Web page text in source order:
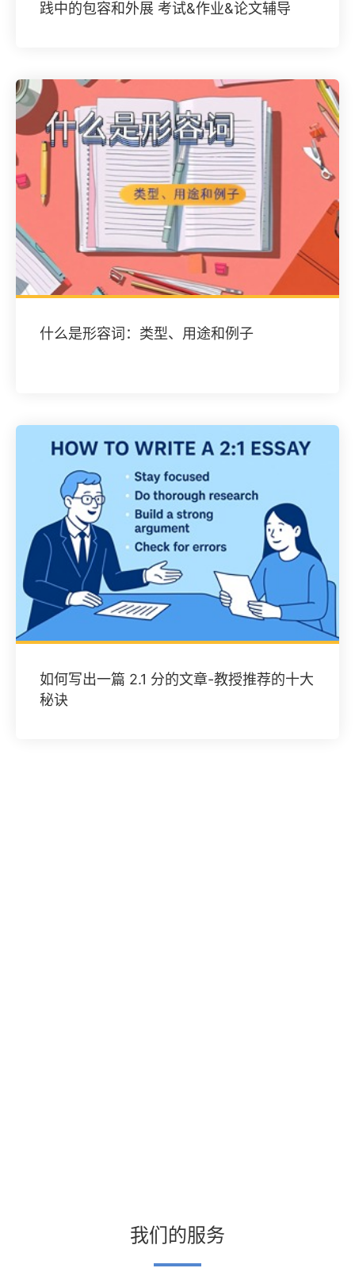
践中的包容和外展 考试&作业&论文辅导
什么是形容词：类型、用途和例子
如何写出一篇 2.1 分的文章-教授推荐的十大
秘诀
我们的服务